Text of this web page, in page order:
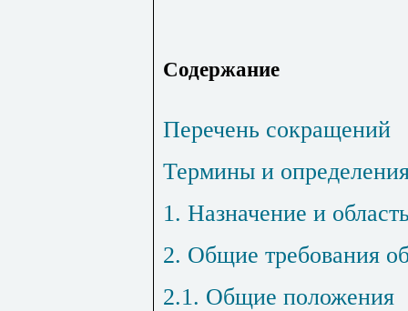
Содержание
Перечень сокращений
Термины и
1. Назначение и
2. Общие требования
2.1. Общие положения